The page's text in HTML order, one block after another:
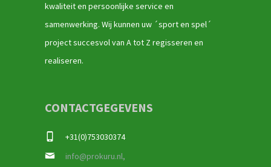
kwaliteit en persoonlijke service en
samenwerking. Wij kunnen uw ´sport en spel´
project succesvol van A tot Z regisseren en
realiseren.
CONTACTGEGEVENS
+31(0)753030374
info@prokuru.nl,